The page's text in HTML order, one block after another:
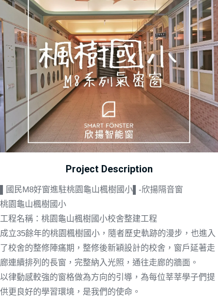
Project Description
▌國民M8好窗進駐桃園龜山楓樹國小▌-欣揚隔音窗
桃園龜山楓樹國小
工程名稱：桃園龜山楓樹國小校舍整建工程
成立35餘年的桃園楓樹國小，隨者歷史軌跡的漫步，也進入
了校舍的整修陣痛期，整修後新穎設計的校舍，窗戶延著走
廊連續排列的長窗，完整納入光照，通往走廊的牆面。
以律動感較強的窗格做為方向的引導，為每位莘莘學子們提
供更良好的學習環境，是我們的使命。